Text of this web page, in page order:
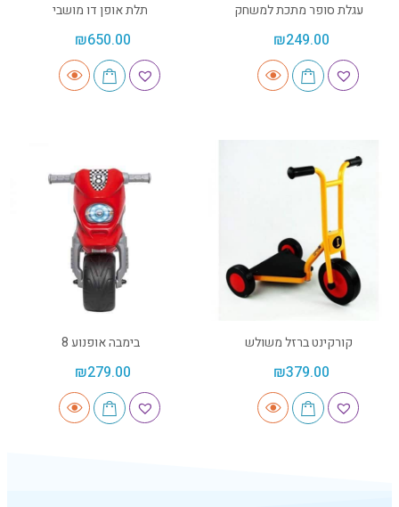
עגלת סופר מתכת למשחק
₪249.00
תלת אופן דו מושבי
₪650.00
קורקינט ברזל משולש
₪379.00
בימבה אופנוע 8
₪279.00